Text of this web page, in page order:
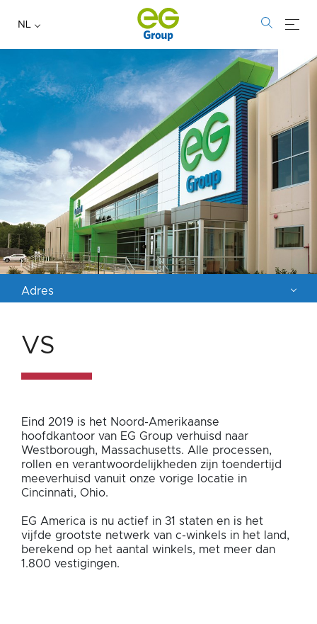
NL
Adres
VS
VS
Eind 2019 is het Noord-Amerikaanse
hoofdkantoor van EG Group verhuisd naar
Westborough, Massachusetts. Alle processen,
rollen en verantwoordelijkheden zijn toendertijd
meeverhuisd vanuit onze vorige locatie in
Cincinnati, Ohio.
EG America is nu actief in 31 staten en is het
vijfde grootste netwerk van c-winkels in het land,
berekend op het aantal winkels, met meer dan
1.800 vestigingen.